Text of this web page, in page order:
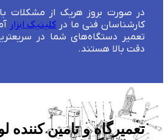
در صورت بروز هریک از مشکلات
کارشناسان فنی ما درکلینیک ابزار
تعمیر دستگاه‌های شما در
دقت بالا هستند.
تعمیرگاه و تامین کننده